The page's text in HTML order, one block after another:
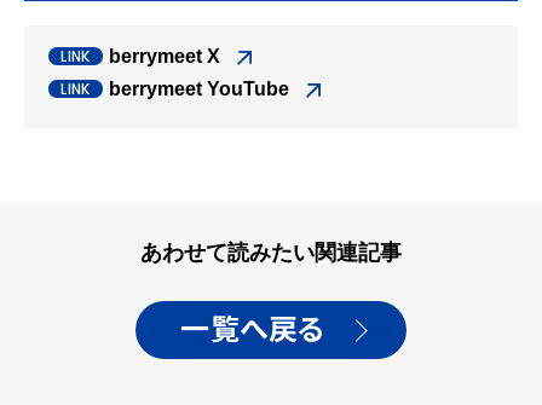
berrymeet X
berrymeet YouTube
あわせて読みたい関連記事
一覧へ戻る